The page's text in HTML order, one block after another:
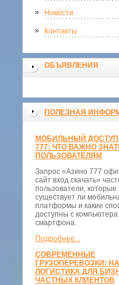
Новости
Контакты
ОБЪЯВЛЕНИЯ
ПОЛЕЗНАЯ
МОБИЛЬНЫЙ ДОСТУП
777: ЧТО ВАЖНО
ПОЛЬЗОВАТЕЛЯМ
Запрос «Азино 777
сайт вход скачать»
пользователи, которые
существует ли
платформы и какие
доступны с компьютера
смартфона.
Подробнее...
СОВРЕМЕННЫЕ
ГРУЗОПЕРЕВОЗКИ:
ЛОГИСТИКА ДЛЯ
ЧАСТНЫХ КЛИЕНТОВ